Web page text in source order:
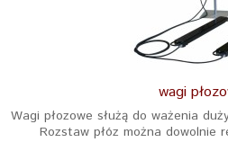
wagi
Wagi płozowe służą do ważenia
Rozstaw płóz można dowolnie